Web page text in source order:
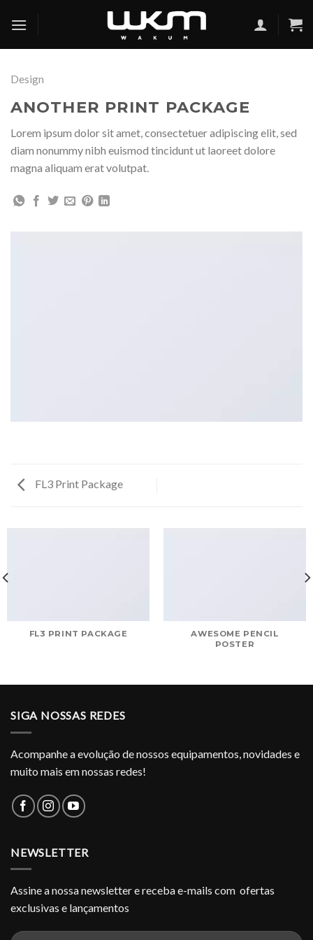
Design
ANOTHER PRINT PACKAGE
Lorem ipsum dolor sit amet, consectetuer adipiscing elit, sed
diam nonummy nibh euismod tincidunt ut laoreet dolore
magna aliquam erat volutpat.
FL3 Print Package
FL3 PRINT PACKAGE
AWESOME PENCIL
POSTER
SIGA NOSSAS REDES
Acompanhe a evolução de nossos equipamentos, novidades e
muito mais em nossas redes!
NEWSLETTER
Assine a nossa newsletter e receba e-mails com ofertas
exclusivas e lançamentos